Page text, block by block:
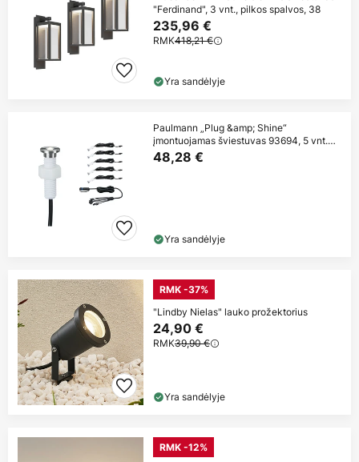
"Ferdinand", 3 vnt., pilkos spalvos, 38
235,96 €
RMK418,21 €
Yra sandėlyje
Paulmann „Plug &amp; Shine“
įmontuojamas šviestuvas 93694, 5 vnt.
papildomas
48,28 €
Yra sandėlyje
RMK -37%
"Lindby Nielas" lauko prožektorius
24,90 €
RMK39,90 €
Yra sandėlyje
RMK -12%